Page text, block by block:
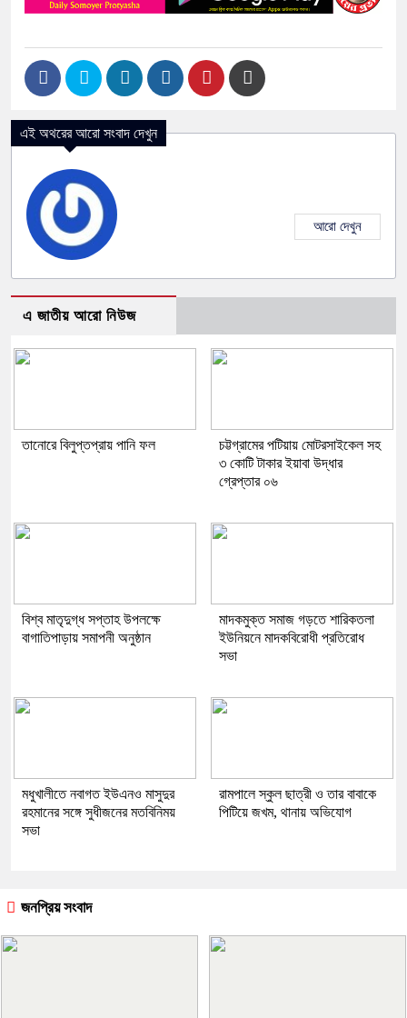
এই অথরের আরো সংবাদ দেখুন
আরো দেখুন
এ জাতীয় আরো নিউজ
তানোরে বিলুপ্তপ্রায় পানি ফল
চট্টগ্রামের পটিয়ায় মোটরসাইকেল সহ
৩ কোটি টাকার ইয়াবা উদ্ধার
গ্রেপ্তার ০৬
বিশ্ব মাতৃদুগ্ধ সপ্তাহ উপলক্ষে
বাগাতিপাড়ায় সমাপনী অনুষ্ঠান
মাদকমুক্ত সমাজ গড়তে শারিকতলা
ইউনিয়নে মাদকবিরোধী প্রতিরোধ
সভা
মধুখালীতে নবাগত ইউএনও মাসুদুর
রহমানের সঙ্গে সুধীজনের মতবিনিময়
সভা
রামপালে স্কুল ছাত্রী ও তার বাবাকে
পিটিয়ে জখম, থানায় অভিযোগ
জনপ্রিয় সংবাদ